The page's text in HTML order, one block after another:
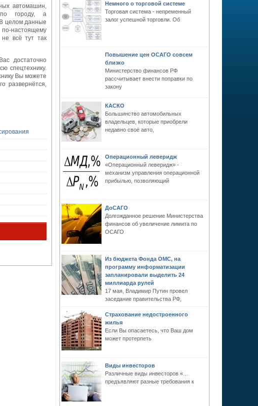
автомашин,
городу, а
целом данные
настоящему
всё тут так
достаточно
спецтехнику.
Вы можете
развернётся,
Немного о торговой системе
Торговая система - непременный
залог успешной торговли. Об
Повышение цен ОСАГО совсем
близко
Министерство финансов РФ
рассчитывает внести поправки по
закону
КАСКО
Большинство автомобильных
владельцев, которые приобрели
недавно своё авто,
Операционный леверидж
«Операционный леверидж» -
механизм управления операционной
прибылью, позволяющий
ДоСАГО
Долгожданное решение Министерства
финансов об увеличение лимита по
ОСАГО
Из бюджета Фонда ОМС, на
программу информатизации
запланировали выделить 24
миллиарда рулей
17 мая, Владимир Путин провел
заседание правительства РФ,
Страхование недостроенного
жилья
Если Вы опасаетесь, что Ваш дом
может протерпеть
Виды инвесторов
Различные виды инвесторов «…
предъявляют разные требования к